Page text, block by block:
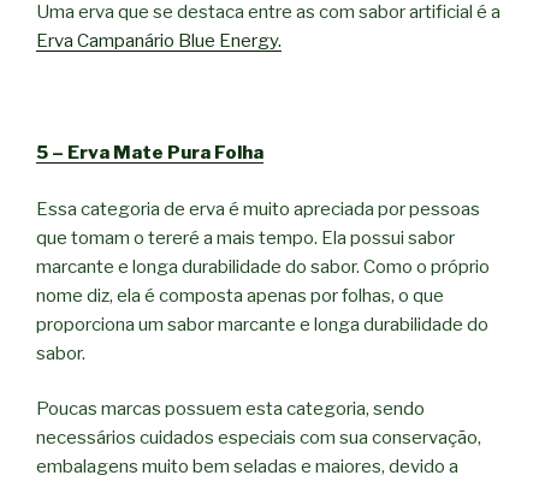
Uma erva que se destaca entre as com sabor artificial é a
Erva Campanário Blue Energy.
5 – Erva Mate Pura Folha
Essa categoria de erva é muito apreciada por pessoas
que tomam o tereré a mais tempo. Ela possui sabor
marcante e longa durabilidade do sabor. Como o próprio
nome diz, ela é composta apenas por folhas, o que
proporciona um sabor marcante e longa durabilidade do
sabor.
Poucas marcas possuem esta categoria, sendo
necessários cuidados especiais com sua conservação,
embalagens muito bem seladas e maiores, devido a